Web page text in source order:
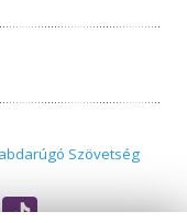
Szövetség